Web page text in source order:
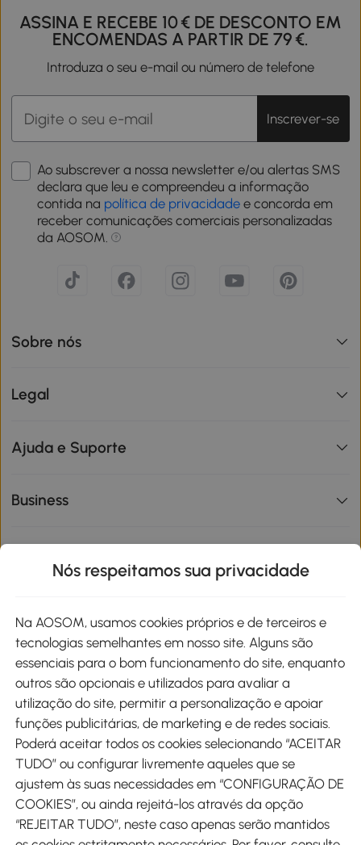
ASSINA E RECEBE 10 € DE DESCONTO EM
ENCOMENDAS A PARTIR DE 79 €.
Introduza o seu e-mail ou número de telefone
Inscrever-se
Ao subscrever a nossa newsletter e/ou alertas SMS
declara que leu e compreendeu a informação
contida na política de privacidade e concorda em
receber comunicações comerciais personalizadas
da AOSOM.
Sobre nós
Legal
Ajuda e Suporte
Business
Métodos de pagamento
Envio
Nós respeitamos sua privacidade
Na AOSOM, usamos cookies próprios e de terceiros e
tecnologias semelhantes em nosso site. Alguns são
essenciais para o bom funcionamento do site, enquanto
outros são opcionais e utilizados para avaliar a
utilização do site, permitir a personalização e apoiar
funções publicitárias, de marketing e de redes sociais.
Poderá aceitar todos os cookies selecionando “ACEITAR
TUDO” ou configurar livremente aqueles que se
ajustem às suas necessidades em “CONFIGURAÇÃO DE
COOKIES”, ou ainda rejeitá-los através da opção
“REJEITAR TUDO”, neste caso apenas serão mantidos